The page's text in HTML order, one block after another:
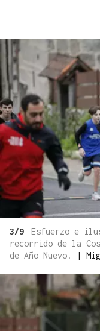
3/9
Esfuerzo e
recorrido de la
de Año Nuevo.
|